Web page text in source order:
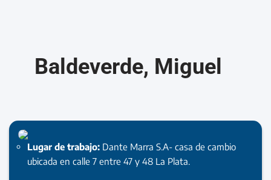
Baldeverde, Miguel
Lugar de trabajo: Dante Marra S.A- casa de cambio
ubicada en calle 7 entre 47 y 48 La Plata.